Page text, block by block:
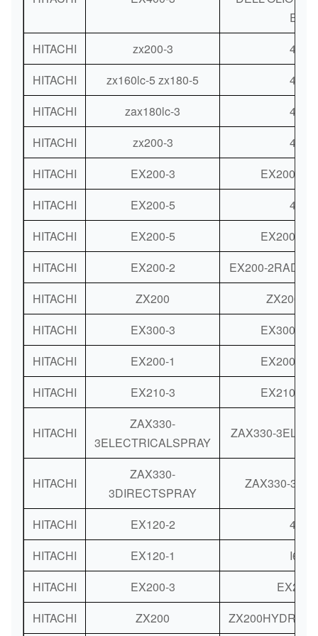
HITACHI
zx200-3
HITACHI
zx160lc-5 zx180-5
HITACHI
zax180lc-3
HITACHI
zx200-3
HITACHI
EX200-3
EX200-
HITACHI
EX200-5
HITACHI
EX200-5
EX200-
HITACHI
EX200-2
EX200-
HITACHI
ZX200
HITACHI
EX300-3
EX300-
HITACHI
EX200-1
EX200-
HITACHI
EX210-3 EX210-
HITACHI
ZAX330-
3ELECTRICALSPRAY
ZAX330-
HITACHI
ZAX330-
3DIRECTSPRAY
ZAX330-
HITACHI EX120-2
HITACHI
EX120-1
HITACHI
EX200-3
HITACHI
ZX200